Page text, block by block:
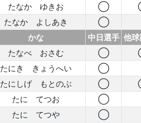
たなか ゆきお ◯
たなか よしあき
◯
かな 中日選手 他
たなべ おさむ ◯
たにき きょうへい
◯
たにしげ もとのぶ ◯
たに てつお
◯
たに てつや
◯